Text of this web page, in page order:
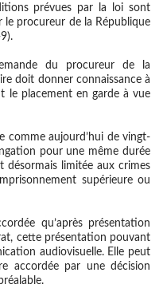
prévues par la loi sont
le procureur de la République
du procureur de la
doit donner connaissance à
le placement en garde à vue
comme aujourd’hui de vingt-
pour une même durée
désormais limitée aux crimes
supérieure ou
qu’après présentation
cette présentation pouvant
audiovisuelle. Elle peut
accordée par une décision